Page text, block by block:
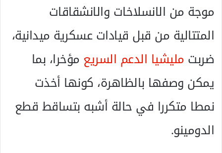
موجة من الانسلاخات والانشقاقات
المتتالية من قبل قيادات عسكرية ميدانية،
ضربتمليشيا الدعم السريعمؤخرا، بما
يمكن وصفها بالظاهرة، كونها أخذت
نمطا متكررا في حالة أشبه بتساقط قطع
الدومينو.